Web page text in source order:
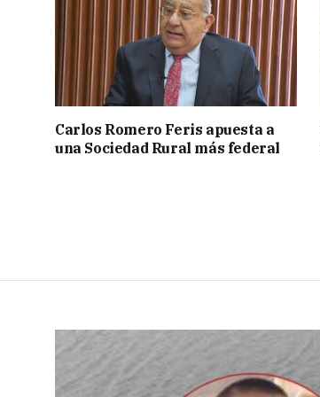
Carlos Romero Feris apuesta a
una Sociedad Rural más federal